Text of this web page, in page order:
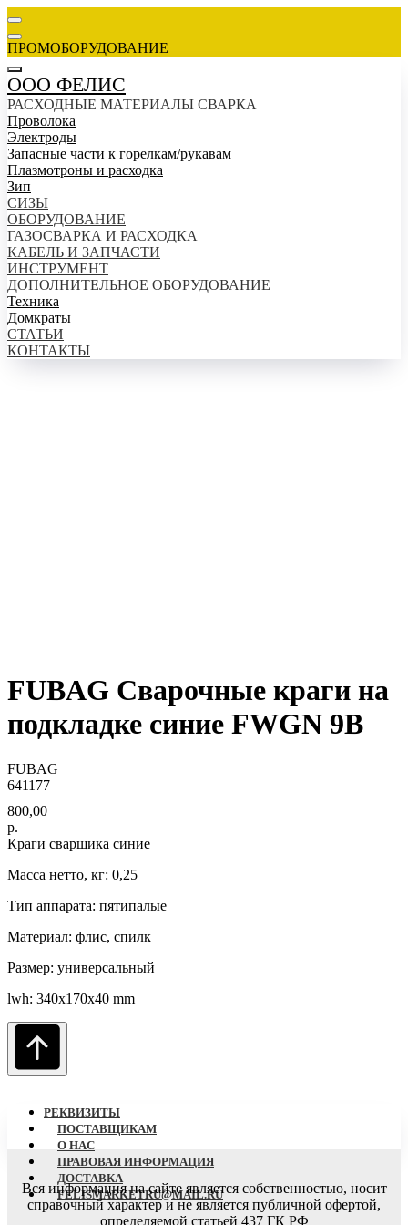
ПРОМОБОРУДОВАНИЕ
ООО ФЕЛИС
РАСХОДНЫЕ МАТЕРИАЛЫ СВАРКА
Проволока
Электроды
Запасные части к горелкам/рукавам
Плазмотроны и расходка
Зип
СИЗЫ
ОБОРУДОВАНИЕ
ГАЗОСВАРКА И РАСХОДКА
КАБЕЛЬ И ЗАПЧАСТИ
ИНСТРУМЕНТ
ДОПОЛНИТЕЛЬНОЕ ОБОРУДОВАНИЕ
Техника
Домкраты
СТАТЬИ
КОНТАКТЫ
FUBAG Сварочные краги на
подкладке синие FWGN 9B
FUBAG
641177
800,00
р.
Краги сварщика синие
Масса нетто, кг: 0,25
Тип аппарата: пятипалые
Материал: флис, спилк
Размер: универсальный
lwh: 340x170x40 mm
РЕКВИЗИТЫ
ПОСТАВЩИКАМ
О НАC
ПРАВОВАЯ ИНФОРМАЦИЯ
ДОСТАВКА
FELISMARKETRU@MAIL.RU
Вся информация на сайте является собственностью, носит
справочный характер и не является публичной офертой,
определяемой статьей 437 ГК РФ